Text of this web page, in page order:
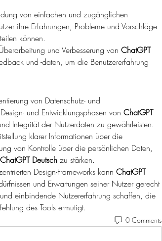
von einfachen und zugänglichen
ihre Erfahrungen, Probleme und Vorschläge
können.
und Verbesserung von ChatGPT
und -daten, um die Benutzererfahrung
von Datenschutz- und
und Entwicklungsphasen von ChatGPT
Integrität der Nutzerdaten zu gewährleisten.
klarer Informationen über die
von Kontrolle über die persönlichen Daten,
ChatGPT Deutsch zu stärken.
Design-Frameworks kann ChatGPT
und Erwartungen seiner Nutzer gerecht
einbindende Nutzererfahrung schaffen, die
des Tools ermutigt.
0 Comments